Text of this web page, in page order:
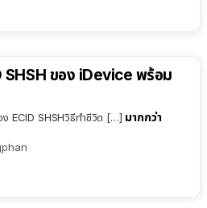
SHSH ของ iDevice พร้อม
ง ECID SHSHวิธีทำชีวิต […] มากกว่า